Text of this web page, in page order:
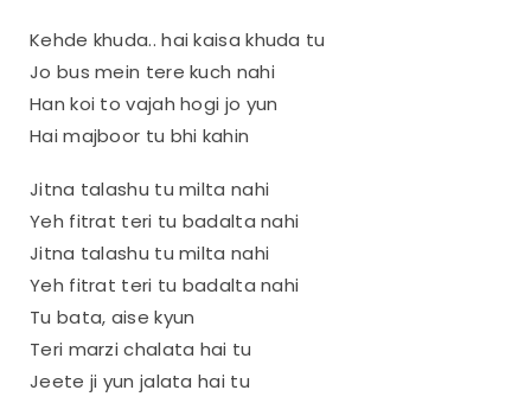
Kehde khuda.. hai kaisa khuda tu
Jo bus mein tere kuch nahi
Han koi to vajah hogi jo yun
Hai majboor tu bhi kahin
Jitna talashu tu milta nahi
Yeh fitrat teri tu badalta nahi
Jitna talashu tu milta nahi
Yeh fitrat teri tu badalta nahi
Tu bata, aise kyun
Teri marzi chalata hai tu
Jeete ji yun jalata hai tu